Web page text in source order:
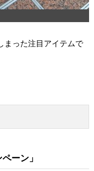
まった注目アイテムで
ーン」